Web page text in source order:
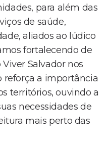
para além das
de saúde,
aliados ao lúdico
fortalecendo de
Salvador nos
reforça a importância
territórios, ouvindo a
necessidades de
mais perto das